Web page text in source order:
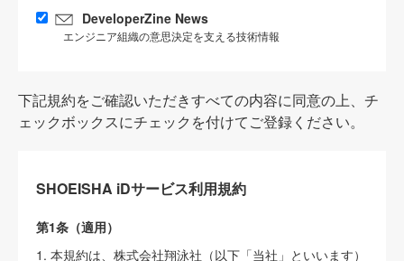
DeveloperZine News
エンジニア組織の意思決定を支える技術情報
下記規約をご確認いただきすべての内容に同意の上、チ
ェックボックスにチェックを付けてご登録ください。
SHOEISHA iDサービス利用規約
第1条（適用）
1. 本規約は、株式会社翔泳社（以下「当社」といいます）